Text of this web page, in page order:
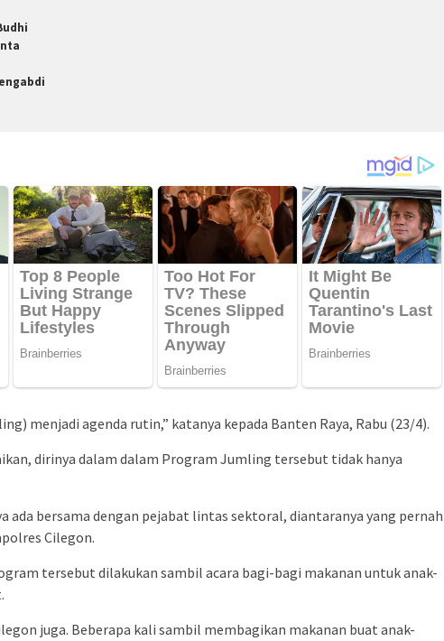
menjadi agenda rutin,” katanya kepada Banten Raya, Rabu (23/4).
dirinya dalam dalam Program Jumling tersebut tidak hanya
ada bersama dengan pejabat lintas sektoral, diantaranya yang pernah
Cilegon.
tersebut dilakukan sambil acara bagi-bagi makanan untuk anak-
juga. Beberapa kali sambil membagikan makanan buat anak-